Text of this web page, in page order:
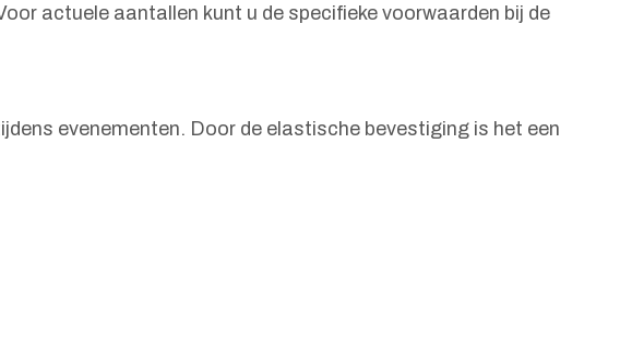
actuele aantallen kunt u de specifieke voorwaarden bij de
evenementen. Door de elastische bevestiging is het een